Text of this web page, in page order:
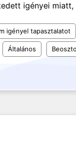
igényei miatt,
igényel tapasztalatot
Általános